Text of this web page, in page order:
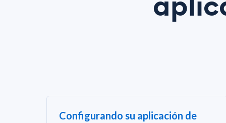
Configurando su aplicación de